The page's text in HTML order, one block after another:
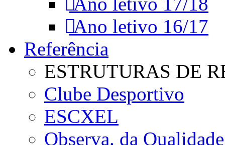
Ano letivo 16/17
Referência
ESTRUTURAS DE
Clube Desportivo
ESCXEL
Observa. da Qualidade